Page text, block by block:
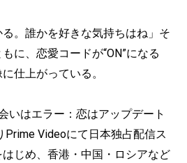
る。誰かを好きな気持ちはね」そ
に、恋愛コードが“ON”になる
仕上がっている。
いはエラー：恋はアップデート
Prime Videoにて日本独占配信ス
じめ、香港・中国・ロシアなど